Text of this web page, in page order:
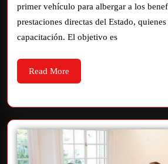
primer vehículo para albergar a los
prestaciones directas del Estado,
capacitación. El objetivo es
Read More